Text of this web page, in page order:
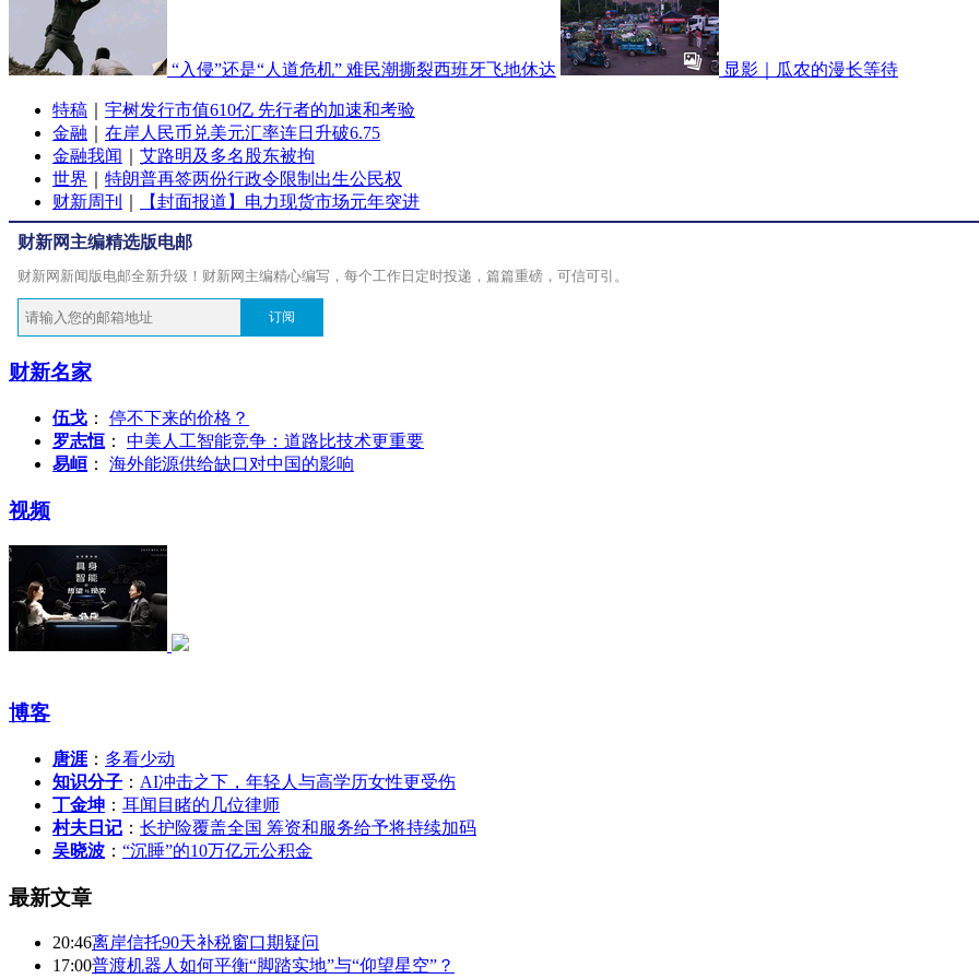
“入侵”还是“人道危机” 难民潮撕裂西班牙飞地休达 显影｜瓜农的漫长等待
特稿
宇树发行市值610亿 先行者的加速和考验
金融
在岸人民币兑美元汇率连日升破6.75
金融我闻
艾路明及多名股东被拘
世界
特朗普再签两份行政令限制出生公民权
财新周刊
【封面报道】电力现货市场元年突进
财新网主编精选版电邮
财新网新闻版电邮全新升级！财新网主编精心编写，每个工作日定时投递，篇篇重磅，可信可引。
订阅
财新名家
伍戈 ： 停不下来的价格？
罗志恒 ： 中美人工智能竞争：道路比技术更重要
易峘 ： 海外能源供给缺口对中国的影响
视频
博客
唐涯 ： 多看少动
知识分子 ： AI冲击之下，年轻人与高学历女性更受伤
丁金坤 ： 耳闻目睹的几位律师
村夫日记 ： 长护险覆盖全国 筹资和服务给予将持续加码
吴晓波 ： “沉睡”的10万亿元公积金
最新文章
20:46离岸信托90天补税窗口期疑问
17:00普渡机器人如何平衡“脚踏实地”与“仰望星空”？